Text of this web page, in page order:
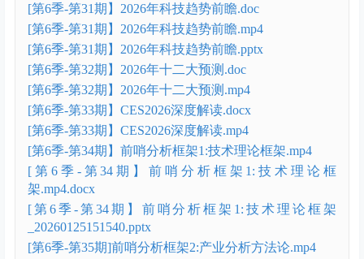
[第6季-第31期】2026年科技趋势前瞻.doc
[第6季-第31期】2026年科技趋势前瞻.mp4
[第6季-第31期】2026年科技趋势前瞻.pptx
[第6季-第32期】2026年十二大预测.doc
[第6季-第32期】2026年十二大预测.mp4
[第6季-第33期】CES2026深度解读.docx
[第6季-第33期】CES2026深度解读.mp4
[第6季-第34期】前哨分析框架1:技术理论框架.mp4
[第6季-第34期】前哨分析框架1:技术理论框
架.mp4.docx
[第6季-第34期】前哨分析框架1:技术理论框架
_20260125151540.pptx
[第6季-第35期]前哨分析框架2:产业分析方法论.mp4